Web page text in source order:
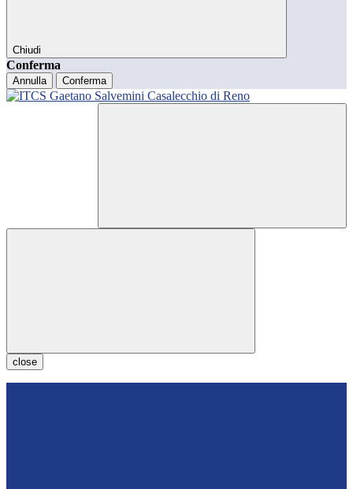
Chiudi
Conferma
Annulla Conferma
close